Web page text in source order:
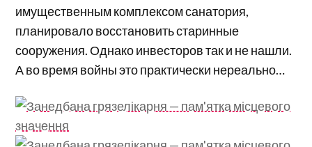
имущественным комплексом санатория,
планировало восстановить старинные
сооружения. Однако инвесторов так и не нашли.
А во время войны это практически нереально…